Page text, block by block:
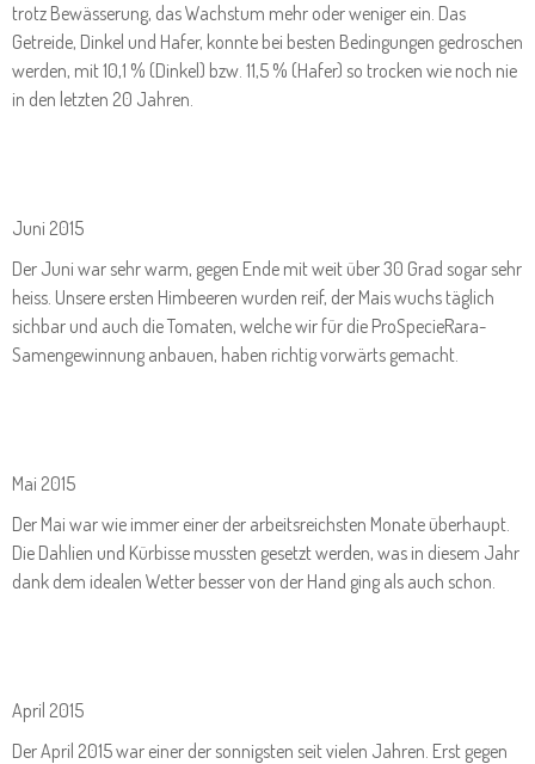
trotz Bewässerung, das Wachstum mehr oder weniger ein. Das
Getreide, Dinkel und Hafer, konnte bei besten Bedingungen gedroschen
werden, mit 10,1 % (Dinkel) bzw. 11,5 % (Hafer) so trocken wie noch nie
in den letzten 20 Jahren.
Juni 2015
Der Juni war sehr warm, gegen Ende mit weit über 30 Grad sogar sehr
heiss. Unsere ersten Himbeeren wurden reif, der Mais wuchs täglich
sichbar und auch die Tomaten, welche wir für die ProSpecieRara-
Samengewinnung anbauen, haben richtig vorwärts gemacht.
Mai 2015
Der Mai war wie immer einer der arbeitsreichsten Monate überhaupt.
Die Dahlien und Kürbisse mussten gesetzt werden, was in diesem Jahr
dank dem idealen Wetter besser von der Hand ging als auch schon.
April 2015
Der April 2015 war einer der sonnigsten seit vielen Jahren. Erst gegen